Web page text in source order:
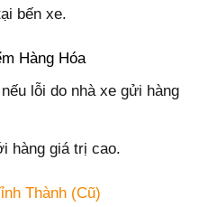
bến xe.
Hàng Hóa
lỗi do nhà xe gửi hàng
hàng giá trị cao.
Thành (Cũ)